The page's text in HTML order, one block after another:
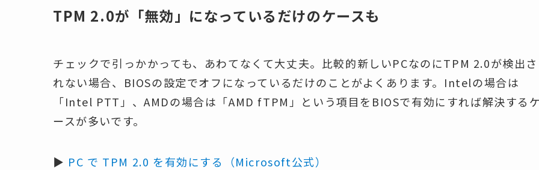
TPM 2.0が「無効」になっているだけのケースも
チェックで引っかかっても、あわてなくて大丈夫。比較的新しいPCなのにTPM 2.0が検出さ
れない場合、BIOSの設定でオフになっているだけのことがよくあります。Intelの場合は
「Intel PTT」、AMDの場合は「AMD fTPM」という項目をBIOSで有効にすれば解決する
ースが多いです。
▶ PC で TPM 2.0 を有効にする（Microsoft公式）